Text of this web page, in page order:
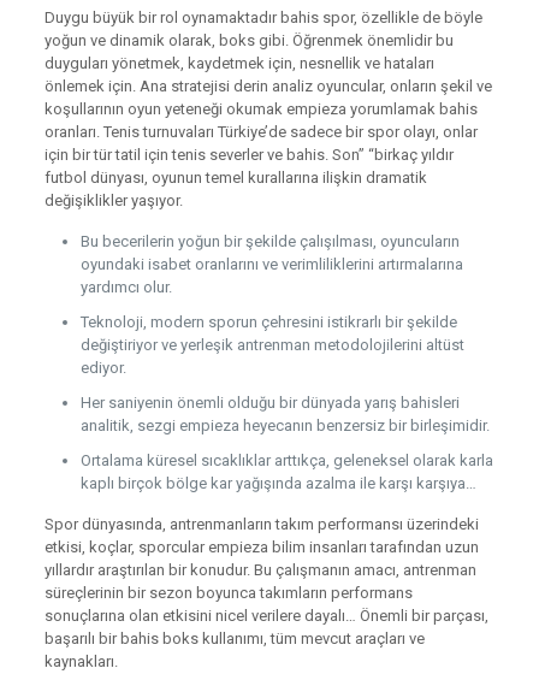
Duygu büyük bir rol oynamaktadır bahis spor, özellikle de böyle
yoğun ve dinamik olarak, boks gibi. Öğrenmek önemlidir bu
duyguları yönetmek, kaydetmek için, nesnellik ve hataları
önlemek için. Ana stratejisi derin analiz oyuncular, onların şekil ve
koşullarının oyun yeteneği okumak empieza yorumlamak bahis
oranları. Tenis turnuvaları Türkiye’de sadece bir spor olayı, onlar
için bir tür tatil için tenis severler ve bahis. Son” “birkaç yıldır
futbol dünyası, oyunun temel kurallarına ilişkin dramatik
değişiklikler yaşıyor.
Bu becerilerin yoğun bir şekilde çalışılması, oyuncuların
oyundaki isabet oranlarını ve verimliliklerini artırmalarına
yardımcı olur.
Teknoloji, modern sporun çehresini istikrarlı bir şekilde
değiştiriyor ve yerleşik antrenman metodolojilerini altüst
ediyor.
Her saniyenin önemli olduğu bir dünyada yarış bahisleri
analitik, sezgi empieza heyecanın benzersiz bir birleşimidir.
Ortalama küresel sıcaklıklar arttıkça, geleneksel olarak karla
kaplı birçok bölge kar yağışında azalma ile karşı karşıya…
Spor dünyasında, antrenmanların takım performansı üzerindeki
etkisi, koçlar, sporcular empieza bilim insanları tarafından uzun
yıllardır araştırılan bir konudur. Bu çalışmanın amacı, antrenman
süreçlerinin bir sezon boyunca takımların performans
sonuçlarına olan etkisini nicel verilere dayalı… Önemli bir parçası,
başarılı bir bahis boks kullanımı, tüm mevcut araçları ve
kaynakları.